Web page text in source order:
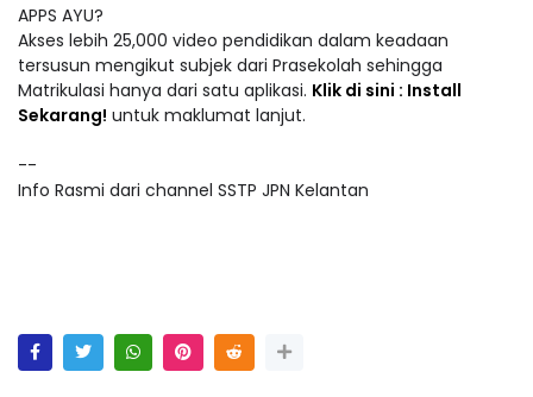
APPS AYU?
Akses lebih 25,000 video pendidikan dalam keadaan
tersusun mengikut subjek dari Prasekolah sehingga
Matrikulasi hanya dari satu aplikasi. Klik di sini : Install
Sekarang! untuk maklumat lanjut.
--
Info Rasmi dari channel SSTP JPN Kelantan